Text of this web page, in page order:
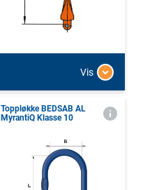
Vis
Toppløkke BEDSAB AL
MyrantiQ Klasse 10